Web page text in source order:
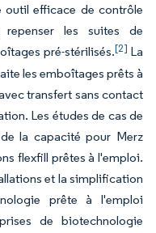
efficace de contrôle
les suites de
pré-stérilisés.[2] La
les emboîtages prêts à
transfert sans contact
Les études de cas de
la capacité pour Merz
flexfill prêtes à l'emploi.
et la simplification
prête à l'emploi
de biotechnologie